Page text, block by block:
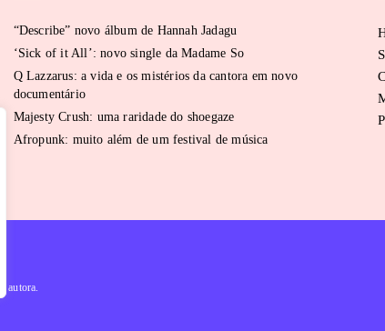
“Describe” novo álbum de Hannah Jadagu
‘Sick of it All’: novo single da Madame So
Q Lazzarus: a vida e os mistérios da cantora em novo
documentário
Majesty Crush: uma raridade do shoegaze
Afropunk: muito além de um festival de música
autora.